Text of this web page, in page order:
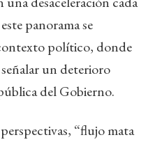
panorama se
político, donde
un deterioro
del Gobierno.
“flujo mata